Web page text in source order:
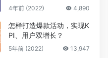
效的B端产品
4年前 (2022) 4,890
怎样打造爆款活动，实现K
PI、用户双增长？
5年前 (2022) 13,947